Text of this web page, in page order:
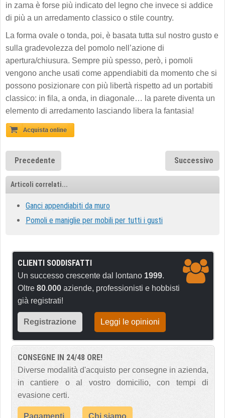
in zama è forse più indicato del legno che invece si addice
di più a un arredamento classico o stile country.
La forma ovale o tonda, poi, è basata tutta sul nostro gusto e
sulla gradevolezza del pomolo nell’azione di
apertura/chiusura. Sempre più spesso, però, i pomoli
vengono anche usati come appendiabiti da momento che si
possono posizionare con più libertà rispetto ad un portabiti
classico: in fila, a onda, in diagonale… la parete diventa un
elemento di arredamento lasciando libera la fantasia!
Precedente Successivo
Articoli correlati...
Ganci appendiabiti da muro
Pomoli e maniglie per mobili per tutti i gusti
CLIENTI SODDISFATTI
Un successo crescente dal lontano 1999.
Oltre 80.000 aziende, professionisti e hobbisti
già registrati!
Registrazione Leggi le opinioni
CONSEGNE IN 24/48 ORE!
Diverse modalità d'acquisto per consegne in azienda,
in cantiere o al vostro domicilio, con tempi di
evasione certi.
Pagamenti Chi siamo